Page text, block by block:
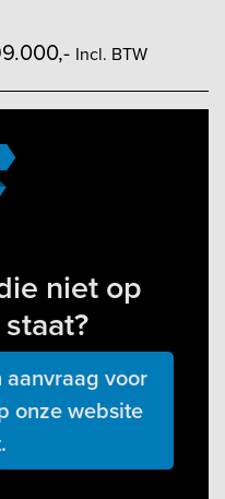
Incl. BTW
niet op
voor
onze website